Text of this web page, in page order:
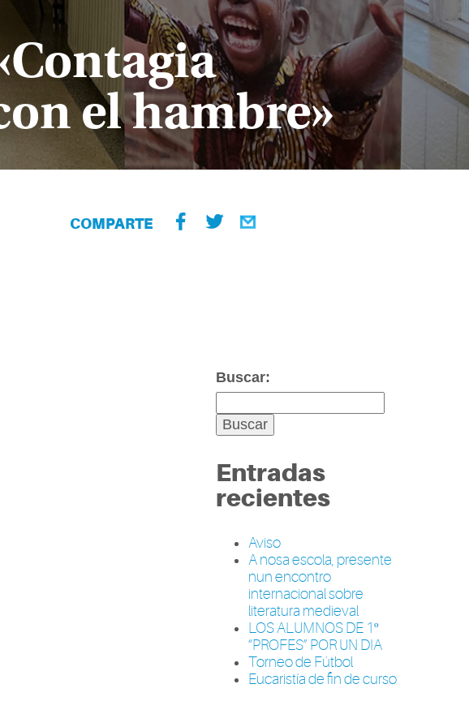
el hambre»
COMPARTE
Buscar:
Entradas
recientes
Aviso
A nosa escola, presente
nun encontro
internacional sobre
literatura medieval
LOS ALUMNOS DE 1º
“PROFES” POR UN DIA
Torneo de Fútbol
Eucaristía de fin de curso